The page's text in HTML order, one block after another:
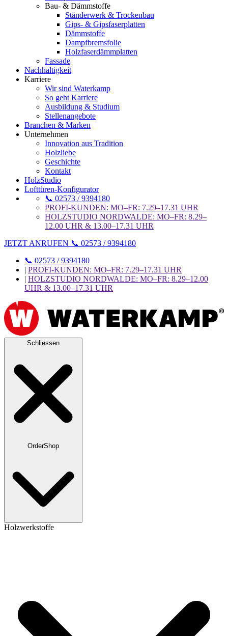
Bau- & Dämmstoffe
Ständerwerk & Trockenbau
Gips- & Gipsfaserplatten
Dämmstoffe
Dampfbremsfolie
Holzfaserdämmplatten
Fassade
Nachhaltigkeit
Karriere
Wir sind Waterkamp
So geht Karriere
Ausbildung & Studium
Stellenangebote
Branchen & Marken
Unternehmen
Innovation aus Tradition
Holzliebe
Geschichte
Kontakt
HolzStudio
Lofttüren-Konfigurator
📞 02573 / 9394180
PROFI-KUNDEN: MO–FR: 7.29–17.31 UHR
HOLZSTUDIO NORDWALDE: MO–FR: 8.29–
12.00 UHR & 13.00–17.31 UHR
JETZT ANRUFEN 📞 02573 / 9394180
📞 02573 / 9394180
| PROFI-KUNDEN: MO–FR: 7.29–17.31 UHR
| HOLZSTUDIO NORDWALDE: MO–FR: 8.29–12.00
UHR & 13.00–17.31 UHR
Schliessen
OrderShop
Holzwerkstoffe